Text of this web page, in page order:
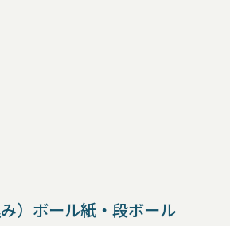
）ボール紙・段ボール